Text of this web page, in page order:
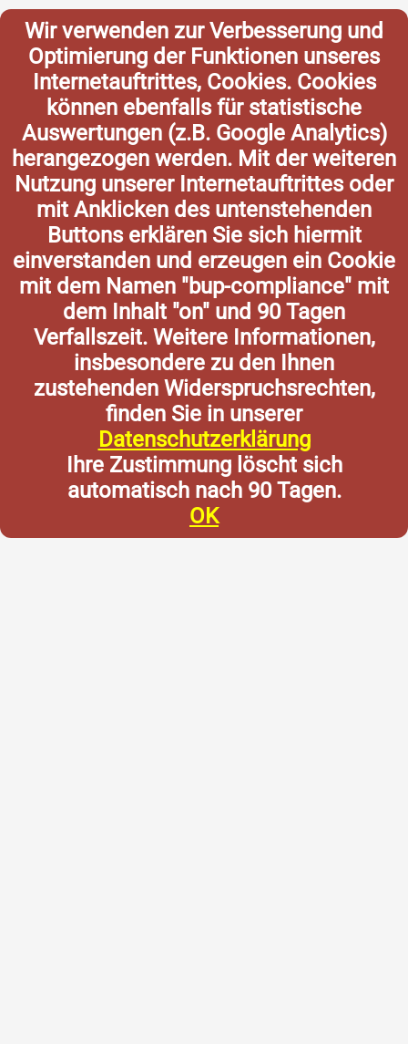
Wir verwenden zur Verbesserung und
Optimierung der Funktionen unseres
Internetauftrittes, Cookies. Cookies
können ebenfalls für statistische
Auswertungen (z.B. Google Analytics)
herangezogen werden. Mit der weiteren
Nutzung unserer Internetauftrittes oder
mit Anklicken des untenstehenden
Buttons erklären Sie sich hiermit
einverstanden und erzeugen ein Cookie
mit dem Namen "bup-compliance" mit
dem Inhalt "on" und 90 Tagen
Verfallszeit. Weitere Informationen,
insbesondere zu den Ihnen
zustehenden Widerspruchsrechten,
finden Sie in unserer
Datenschutzerklärung
Ihre Zustimmung löscht sich
automatisch nach 90 Tagen.
OK